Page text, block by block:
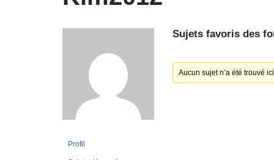
Profil
Sujets favoris des
Aucun sujet n’a été trouvé